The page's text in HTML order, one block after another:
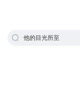
他的目光所至